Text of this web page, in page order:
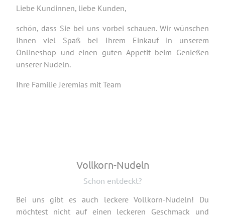
Liebe Kundinnen, liebe Kunden,
schön, dass Sie bei uns vorbei schauen. Wir wünschen
Ihnen viel Spaß bei Ihrem Einkauf in unserem
Onlineshop und einen guten Appetit beim Genießen
unserer Nudeln.
Ihre Familie Jeremias mit Team
Vollkorn-Nudeln
Schon entdeckt?
Bei uns gibt es auch leckere Vollkorn-Nudeln! Du
möchtest nicht auf einen leckeren Geschmack und